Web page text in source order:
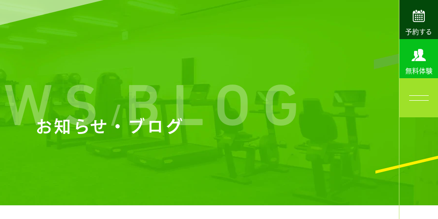
お知らせ・ブログ
/BLOG
予約する
無料体験